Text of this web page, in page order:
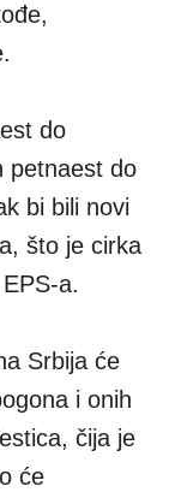
do
petnaest do
bi bili novi
što je cirka
a.
Srbija će
i onih
čija je
će